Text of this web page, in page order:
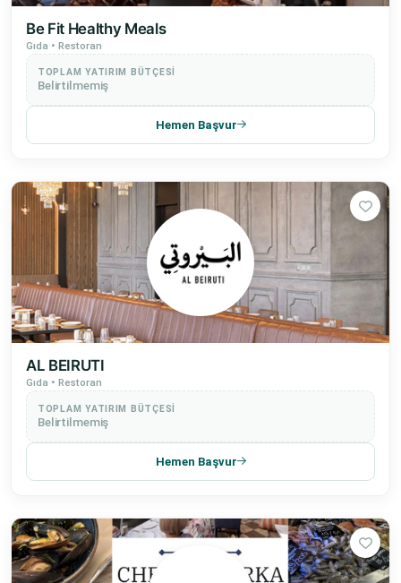
Be Fit Healthy Meals
Gıda • Restoran
TOPLAM YATIRIM BÜTÇESI
Belirtilmemiş
Hemen Başvur
AL BEIRUTI
Gıda • Restoran
TOPLAM YATIRIM BÜTÇESI
Belirtilmemiş
Hemen Başvur